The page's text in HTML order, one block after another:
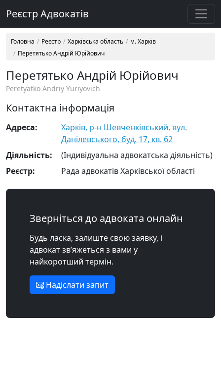
Реєстр Адвокатів
Головна Реєстр Харківська область
м. Харків
Перетятько Андрій Юрійович
Перетятько Андрій Юрійович
Peretyatko Andriy Yuriyovich
Контактна інформація
Адреса:
Харків, р-н Шевченківський, вул.
Данілевського, буд. 17, кв. 62
Діяльність:
(Індивідуальна адвокатська діяльність)
Реєстр:
Рада адвокатів Харківської області
Зверніться до адвоката онлайн
Будь ласка, залиште свою заявку, і
адвокат зв’яжеться з вами у
найкоротший термін.
Надіслати запит